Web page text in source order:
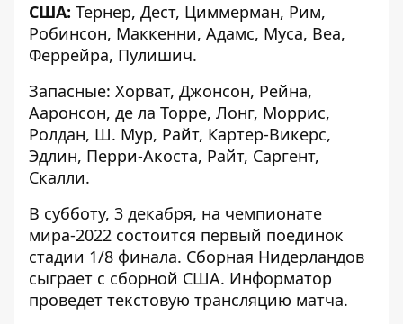
США: Тернер, Дест, Циммерман, Рим,
Робинсон, Маккенни, Адамс, Муса, Веа,
Феррейра, Пулишич.
Запасные: Хорват, Джонсон, Рейна,
Ааронсон, де ла Торре, Лонг, Моррис,
Ролдан, Ш. Мур, Райт, Картер-Викерс,
Эдлин, Перри-Акоста, Райт, Саргент,
Скалли.
В субботу, 3 декабря, на чемпионате
мира-2022 состоится первый поединок
стадии 1/8 финала. Сборная Нидерландов
сыграет с сборной США. Информатор
проведет текстовую трансляцию матча.